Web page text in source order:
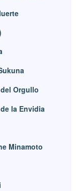
Orgullo
la Envidia
Minamoto